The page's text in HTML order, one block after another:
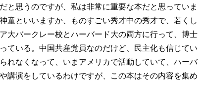
と思うのですが、私は非常に重要な本だと思っていま
童といいますか、ものすごい秀才中の秀才で、若くし
大バークレー校とハーバード大の両方に行って、博士
ている。中国共産党員なのだけど、民主化も信じてい
れなくなって、いまアメリカで活動していて、ハーバ
講演をしているわけですが、この本はその内容を集め